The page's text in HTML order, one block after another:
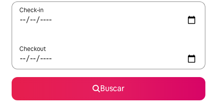
Check-in
Checkout
Buscar